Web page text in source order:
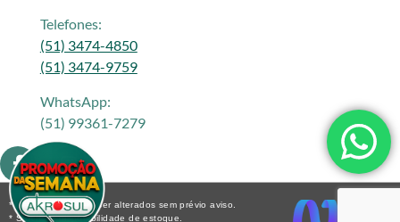
Telefones:
(51) 3474-4850
(51) 3474-9759
WhatsApp:
(51) 99361-7279
* Os preços podem ser alterados sem prévio aviso.
* Sujeito a disponibilidade de estoque.